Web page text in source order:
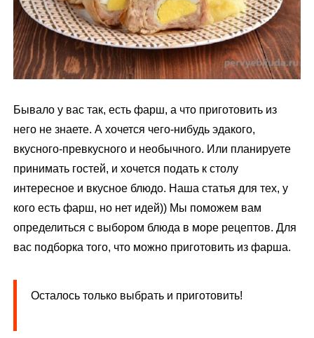
Бывало у вас так, есть фарш, а что приготовить из
него не знаете. А хочется чего-нибудь эдакого,
вкусного-превкусного и необычного. Или планируете
принимать гостей, и хочется подать к столу
интересное и вкусное блюдо. Наша статья для тех, у
кого есть фарш, но нет идей)) Мы поможем вам
определиться с выбором блюда в море рецептов. Для
вас подборка того, что можно приготовить из фарша.
Осталось только выбрать и приготовить!